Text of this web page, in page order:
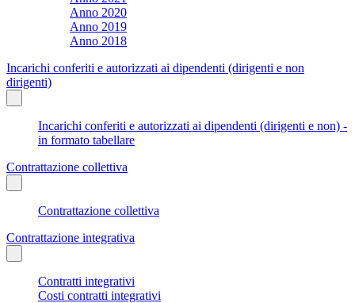
Anno 2020
Anno 2019
Anno 2018
Incarichi conferiti e autorizzati ai dipendenti (dirigenti e non
dirigenti)
Incarichi conferiti e autorizzati ai dipendenti (dirigenti e non) -
in formato tabellare
Contrattazione collettiva
Contrattazione collettiva
Contrattazione integrativa
Contratti integrativi
Costi contratti integrativi